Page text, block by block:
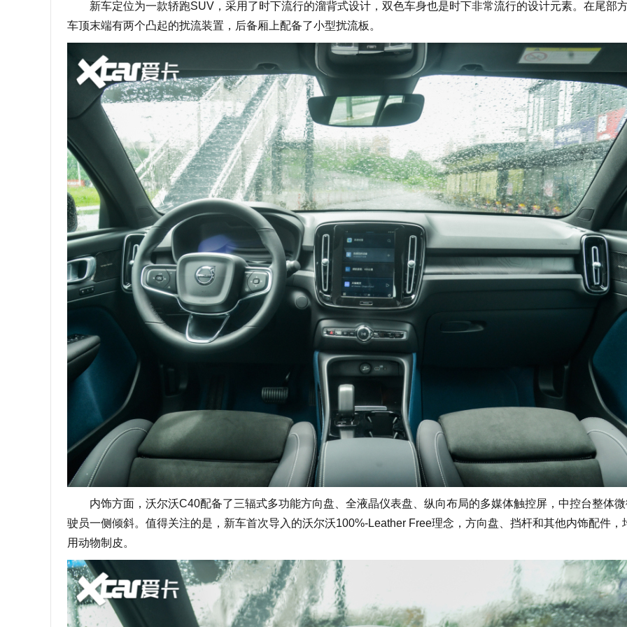
新车定位为一款轿跑SUV，采用了时下流行的溜背式设计，双色车身也是时下非常流行的设计元素。在尾部
车顶末端有两个凸起的扰流装置，后备厢上配备了小型扰流板。
内饰方面，沃尔沃C40配备了三辐式多功能方向盘、全液晶仪表盘、纵向布局的多媒体触控屏，中控台整体
驶员一侧倾斜。值得关注的是，新车首次导入的沃尔沃100%-Leather Free理念，方向盘、挡杆和其他内饰配件，
用动物制皮。